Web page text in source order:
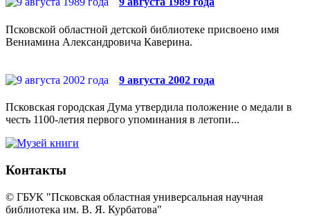
Псковской областной детской библиотеке присвоено имя
Вениамина Александровича Каверина.
9 августа 2002 года
Псковская городская Дума утвердила положение о медали в
честь 1100-летия первого упоминания в летопи...
Контакты
© ГБУК "Псковская областная универсальная научная
библиотека им. В. Я. Курбатова"